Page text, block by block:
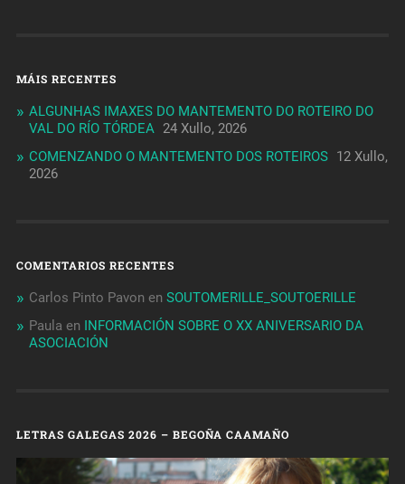
MÁIS RECENTES
ALGUNHAS IMAXES DO MANTEMENTO DO ROTEIRO DO
VAL DO RÍO TÓRDEA 24 Xullo, 2026
COMENZANDO O MANTEMENTO DOS ROTEIROS 12 Xullo,
2026
COMENTARIOS RECENTES
Carlos Pinto Pavon en SOUTOMERILLE_SOUTOERILLE
Paula en
INFORMACIÓN SOBRE O XX ANIVERSARIO DA
ASOCIACIÓN
LETRAS GALEGAS 2026 – BEGOÑA CAAMAÑO